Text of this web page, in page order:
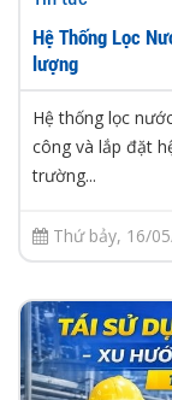
Hệ Thống Lọc
lượng
Hệ thống lọc
công và lắp đặt
trường...
Thứ bảy, 16/